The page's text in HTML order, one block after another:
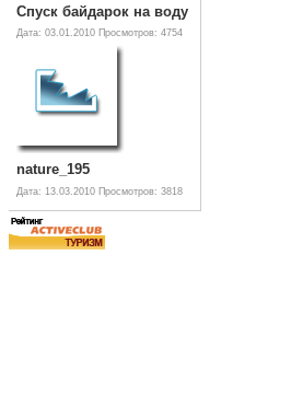
Спуск байдарок на воду
Дата: 03.01.2010 Просмотров: 4754
nature_195
Дата: 13.03.2010 Просмотров: 3818